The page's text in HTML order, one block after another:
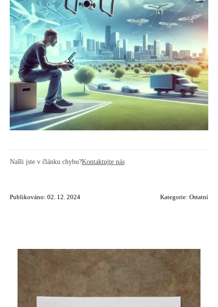
Našli jste v článku chybu?Kontaktujte nás
Publikováno: 02. 12. 2024 Kategorie: Ostatní